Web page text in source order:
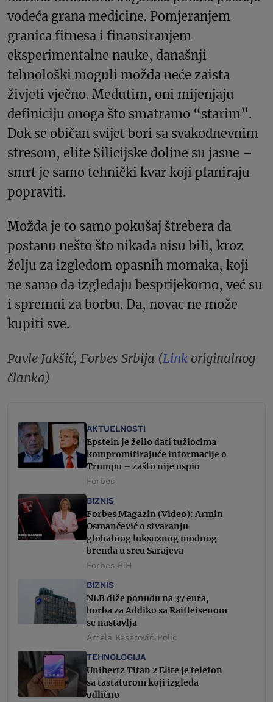
vodeća grana medicine. Pomjeranjem
granica fitnesa i finansiranjem
eksperimentalne nauke, današnji
tehnološki moguli možda neće zaista
živjeti vječno. Međutim, oni mijenjaju
definiciju onoga što smatramo “starim”.
Dok se običan svijet bori sa svakodnevnim
stresom, elite Silicijske doline su jasne –
smrt je samo tehnički kvar koji planiraju
popraviti.
Možda je to samo pokušaj štrebera da
postanu nešto što nikada nisu bili, kroz
želju za izgledom opasnih momaka, koji
ne samo da izgledaju besprijekorno, već su
i spremni za borbu. Da, novac ne može
kupiti sve.
Pavle Jakšić, Forbes Srbija (Link originalnog
članka)
AKTUELNOSTI
Epstein je želio dati tužiocima
kompromitirajuće informacije o
Trumpu – zašto nije uspio
Forbes
BIZNIS
Forbes Magazin (Video): Armin
Osmančević o stvaranju
globalnog luksuznog modnog
brenda u srcu Sarajeva
Forbes BiH
BIZNIS
NLB diže ponudu na 37 eura,
borba za Addiko sa Raiffeisenom
se nastavlja
Amela Keserović Polić
TEHNOLOGIJA
Unihertz Titan 2 Elite je telefon
sa tastaturom koji izgleda
odlično